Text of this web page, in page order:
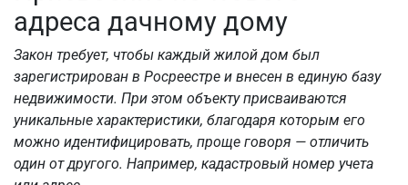
адреса дачному дому
Закон требует, чтобы каждый жилой дом был
зарегистрирован в Росреестре и внесен в единую базу
недвижимости. При этом объекту присваиваются
уникальные характеристики, благодаря которым его
можно идентифицировать, проще говоря — отличить
один от другого. Например, кадастровый номер учета